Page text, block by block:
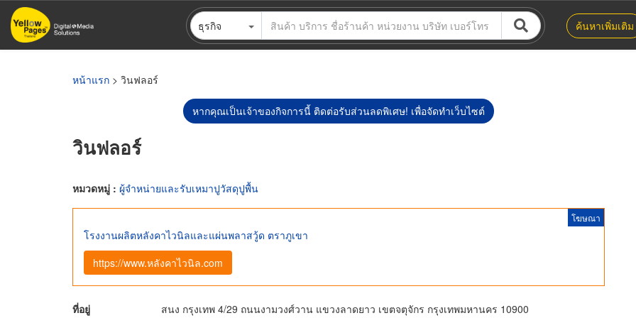
ข้าม
ไป
ธุรกิจ ค้นหาเพิ่มเติม
หน้าแรก > วินฟลอร์
หากคุณเป็นเจ้าของกิจการนี้ ติดต่อรับส่วนลดพิเศษ! เพื่อจัดทำเว็บไซต์
วินฟลอร์
หมวดหมู่ : ผู้จำหน่ายและรับเหมาปูวัสดุปูพื้น
โฆษณา
โรงงานผลิตหลังคาไวนิลและแผ่นพลาสวู้ด ตราภูเขา
https://www.หลังคาไวนิล.com
ที่อยู่ สนง กรุงเทพ 4/29 ถนนงามวงศ์วาน แขวงลาดยาว เขตจตุจักร กรุงเทพมหานคร 10900